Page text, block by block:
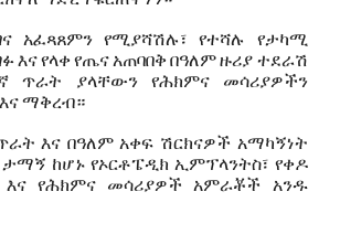
አፈጻጸምን የሚያሻሽሉ፣ የተሻሉ የታካሚ
የላቀ የጤና አጠባበቅ በዓለም ዙሪያ ተደራሽ
ጥራት ያላቸውን የሕክምና መሳሪያዎችን
ማቅረብ።
እና በዓለም አቀፍ ሽርክናዎች አማካኝነት
ከሆኑ የኦርቶፔዲክ ኢምፕላንትስ፣ የቀዶ
እና የሕክምና መሳሪያዎች አምራቾች አንዱ